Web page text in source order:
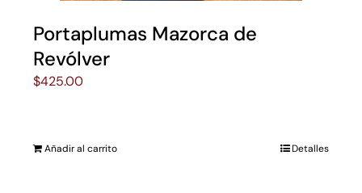
Portaplumas Mazorca de
Revólver
$425.00
Añadir al carrito Detalles